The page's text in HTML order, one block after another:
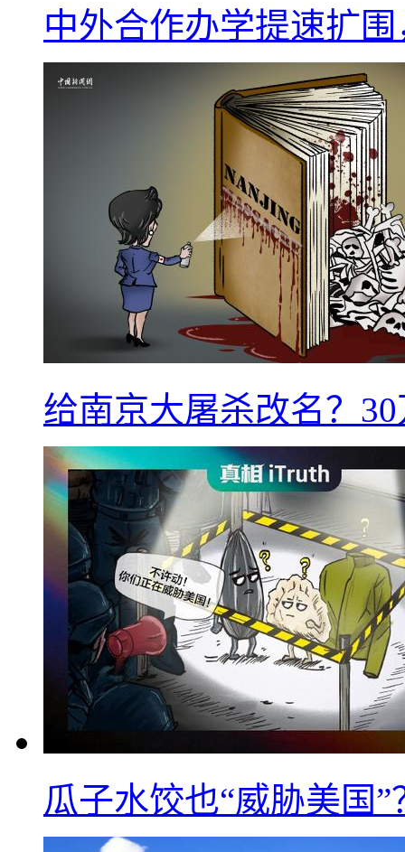
中外合作办学提速扩
给南京大屠杀改名？
瓜子水饺也“威胁美国”